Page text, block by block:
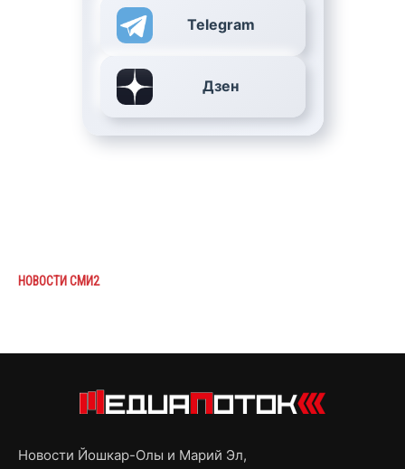
Telegram
Дзен
НОВОСТИ СМИ2
Новости Йошкар-Олы и Марий Эл,